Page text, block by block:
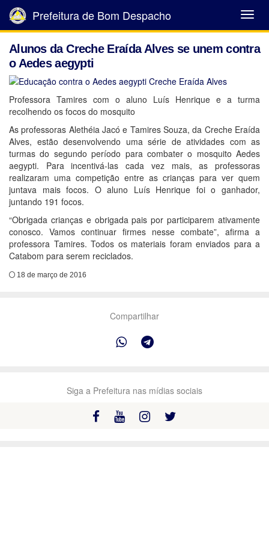
Abrir
Menu
Prefeitura de Bom Despacho
Alunos da Creche Eraída Alves se unem contra
o Aedes aegypti
Professora Tamires com o aluno Luís Henrique e a turma
recolhendo os focos do mosquito
As professoras Alethéia Jacó e Tamires Souza, da Creche Eraída
Alves, estão desenvolvendo uma série de atividades com as
turmas do segundo período para combater o mosquito Aedes
aegypti. Para incentivá-las cada vez mais, as professoras
realizaram uma competição entre as crianças para ver quem
juntava mais focos. O aluno Luís Henrique foi o ganhador,
juntando 191 focos.
“Obrigada crianças e obrigada pais por participarem ativamente
conosco. Vamos continuar firmes nesse combate”, afirma a
professora Tamires. Todos os materiais foram enviados para a
Catabom para serem reciclados.
18 de março de 2016
Compartilhar
Siga a Prefeitura nas mídias sociais